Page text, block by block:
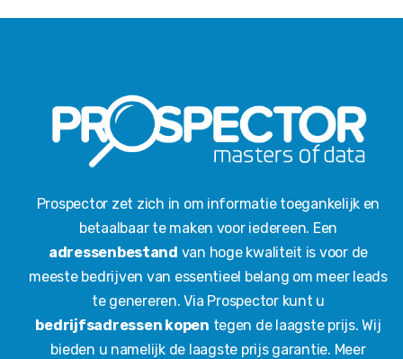
Prospector zet zich in om informatie toegankelijk en
betaalbaar te maken voor iedereen. Een
adressenbestand van hoge kwaliteit is voor de
meeste bedrijven van essentieel belang om meer leads
te genereren. Via Prospector kunt u
bedrijfsadressen kopen tegen de laagste prijs. Wij
bieden u namelijk de laagste prijs garantie. Meer